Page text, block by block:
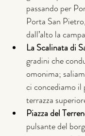
passando per
Porta San
dall’alto la
La Scalinata di
gradini che
omonima;
ci concediamo il
terrazza
Piazza del
pulsante del